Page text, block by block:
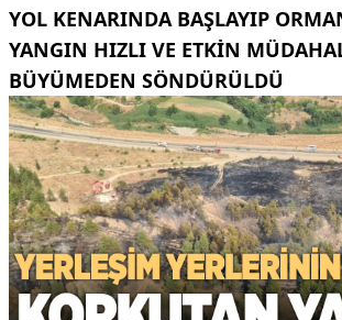
YOL KENARINDA BAŞLAYIP
YANGIN HIZLI VE ETKIN
BÜYÜMEDEN SÖNDÜRÜLDÜ